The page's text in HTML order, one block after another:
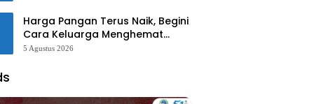
Harga Pangan Terus Naik, Begini
Cara Keluarga Menghemat
Belanja
5 Agustus 2026